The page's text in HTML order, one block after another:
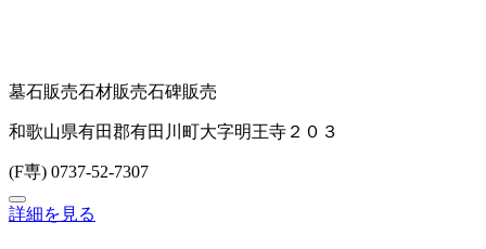
墓石販売石材販売石碑販売
和歌山県有田郡有田川町大字明王寺２０３
(F専) 0737-52-7307
詳細を見る